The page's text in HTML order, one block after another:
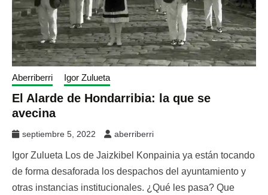
Aberriberri Igor Zulueta
El Alarde de Hondarribia: la que se
avecina
septiembre 5, 2022 aberriberri
Igor Zulueta Los de Jaizkibel Konpainia ya están tocando
de forma desaforada los despachos del ayuntamiento y
otras instancias institucionales. ¿Qué les pasa? Que